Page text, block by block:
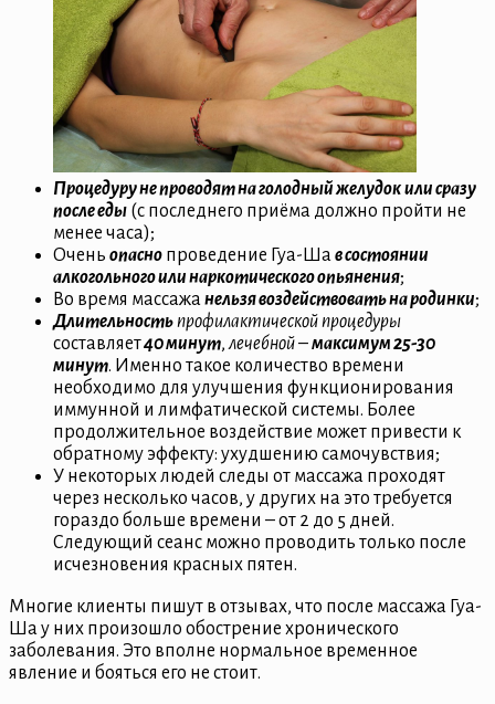
Процедуру не проводят на голодный желудокили сразу
после еды (с последнего приёма должно пройти не
менее часа);
Очень опасно проведение Гуа-Шав состоянии
алкогольного или наркотического опьянения;
Во время массажанельзя воздействовать на родинки;
Длительностьпрофилактической процедуры
составляет40 минут,лечебной–максимум 25-30
минут. Именно такое количество времени
необходимо для улучшения функционирования
иммунной и лимфатической системы. Более
продолжительное воздействие может привести к
обратному эффекту: ухудшению самочувствия;
У некоторых людей следы от массажа проходят
через несколько часов, у других на это требуется
гораздо больше времени – от 2 до 5 дней.
Следующий сеанс можно проводить только после
исчезновения красных пятен.
Многие клиенты пишут в отзывах, что после массажа Гуа-
Ша у них произошло обострение хронического
заболевания. Это вполне нормальное временное
явление и бояться его не стоит.